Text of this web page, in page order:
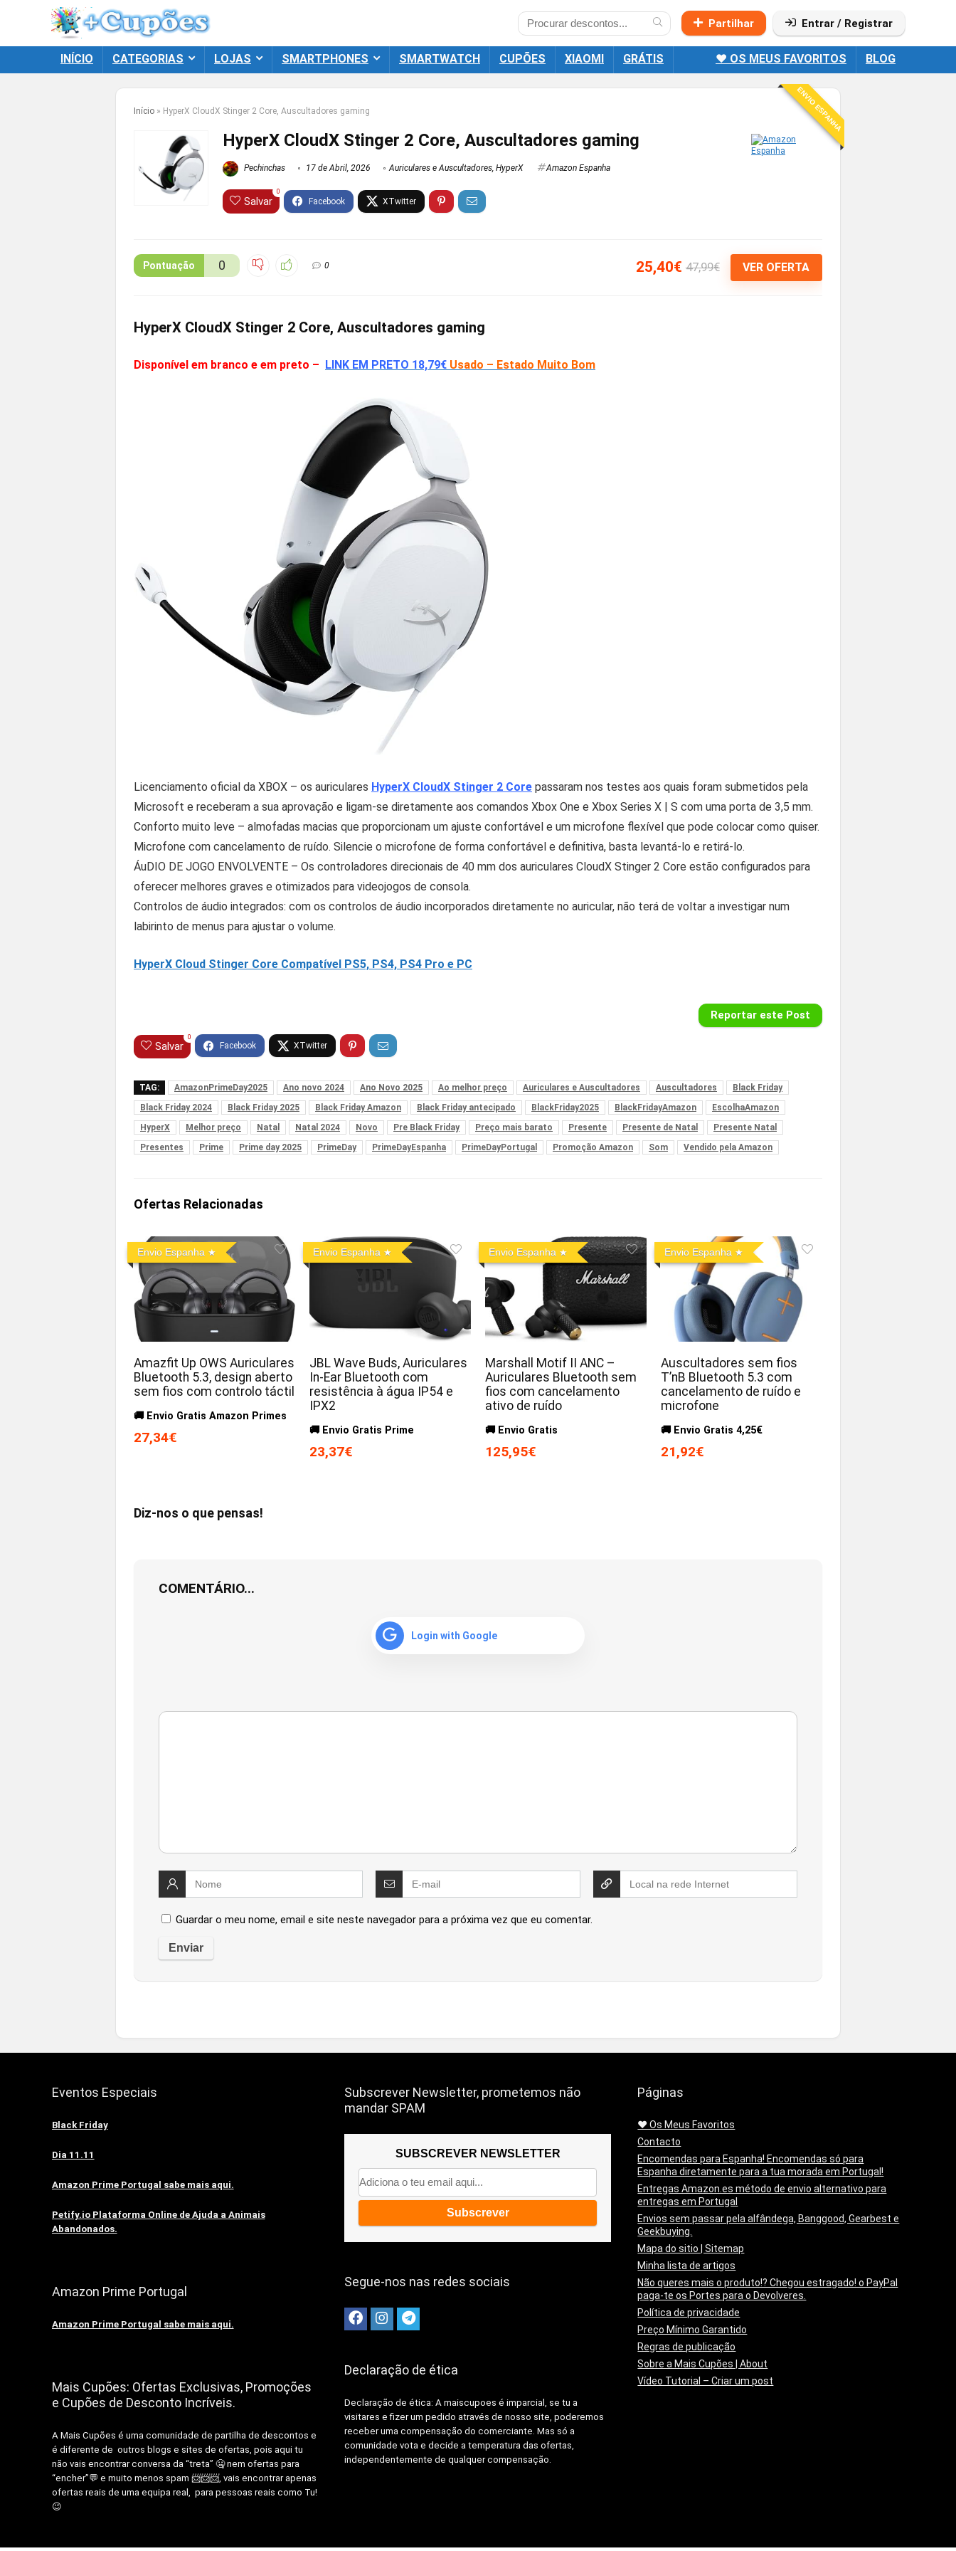
Partilhar Entrar / Registrar
INÍCIO CATEGORIAS LOJAS SMARTPHONES SMARTWATCH CUPÕES XIAOMI GRÁTIS ❤️ OS MEUS FAVORITOS BLOG
Início » HyperX CloudX Stinger 2 Core, Auscultadores gaming ENVIO ESPANHA
HyperX CloudX Stinger 2 Core, Auscultadores gaming
Pechinchas 17 de Abril, 2026 Auriculares e Auscultadores, HyperX Amazon Espanha
Salvar
0
Pontuação 0 0 25,40€ 47,99€ VER OFERTA
HyperX CloudX Stinger 2 Core, Auscultadores gaming
Disponível em branco e em preto – LINK EM PRETO 18,79€ Usado – Estado Muito Bom
Licenciamento oficial da XBOX – os auriculares HyperX CloudX Stinger 2 Core passaram nos testes aos quais foram submetidos pela
Microsoft e receberam a sua aprovação e ligam-se diretamente aos comandos Xbox One e Xbox Series X | S com uma porta de 3,5 mm.
Conforto muito leve – almofadas macias que proporcionam um ajuste confortável e um microfone flexível que pode colocar como quiser.
Microfone com cancelamento de ruído. Silencie o microfone de forma confortável e definitiva, basta levantá-lo e retirá-lo.
ÁuDIO DE JOGO ENVOLVENTE – Os controladores direcionais de 40 mm dos auriculares CloudX Stinger 2 Core estão configurados para
oferecer melhores graves e otimizados para videojogos de consola.
Controlos de áudio integrados: com os controlos de áudio incorporados diretamente no auricular, não terá de voltar a investigar num
labirinto de menus para ajustar o volume.
HyperX Cloud Stinger Core Compatível PS5, PS4, PS4 Pro e PC
Reportar este Post
Salvar
0
TAG: AmazonPrimeDay2025 Ano novo 2024 Ano Novo 2025 Ao melhor preço Auriculares e Auscultadores Auscultadores
Black Friday
Black Friday 2024
Black Friday 2025 Black Friday Amazon Black Friday antecipado BlackFriday2025 BlackFridayAmazon
EscolhaAmazon
HyperX
Melhor preço Natal Natal 2024 Novo Pre Black Friday Preço mais barato Presente Presente de Natal
Presente Natal
Presentes
Prime Prime day 2025 PrimeDay PrimeDayEspanha PrimeDayPortugal Promoção Amazon Som Vendido pela Amazon
Ofertas Relacionadas
Envio Espanha
Amazfit Up OWS Auriculares
Bluetooth 5.3, design aberto
sem fios com controlo táctil
🚚 Envio Gratis Amazon Primes
27,34€
Envio Espanha
JBL Wave Buds, Auriculares
In-Ear Bluetooth com
resistência à água IP54 e
IPX2
🚚 Envio Gratis Prime
23,37€
Envio Espanha
Marshall Motif II ANC –
Auriculares Bluetooth sem
fios com cancelamento
ativo de ruído
🚚 Envio Gratis
125,95€
Envio Espanha
Auscultadores sem fios
T’nB Bluetooth 5.3 com
cancelamento de ruído e
microfone
🚚 Envio Gratis 4,25€
21,92€
Diz-nos o que pensas!
COMENTÁRIO...
Login with Google
Guardar o meu nome, email e site neste navegador para a próxima vez que eu comentar.
Eventos Especiais
Black Friday
Dia 11.11
Amazon Prime Portugal sabe mais aqui.
Petify.io Plataforma Online de Ajuda a Animais
Abandonados.
Amazon Prime Portugal
Amazon Prime Portugal sabe mais aqui.
Mais Cupões: Ofertas Exclusivas, Promoções
e Cupões de Desconto Incríveis.
A Mais Cupões é uma comunidade de partilha de descontos e
é diferente de outros blogs e sites de ofertas, pois aqui tu
não vais encontrar conversa da “treta” 🤐 nem ofertas para
“encher”💬 e muito menos spam 📨📨📨, vais encontrar apenas
ofertas reais de uma equipa real, para pessoas reais como Tu!
😉
Subscrever Newsletter, prometemos não
mandar SPAM
SUBSCREVER NEWSLETTER
Segue-nos nas redes sociais
Declaração de ética
Declaração de ética: Amaiscupoes é imparcial, se tu a
visitares e fizer um pedido através de nosso site, poderemos
receber uma compensação do comerciante. Mas só a
comunidade vota e decide a temperatura das ofertas,
independentemente de qualquer compensação.
Páginas
❤️ Os Meus Favoritos
Contacto
Encomendas para Espanha! Encomendas só para
Espanha diretamente para a tua morada em Portugal!
Entregas Amazon.es método de envio alternativo para
entregas em Portugal
Envios sem passar pela alfândega, Banggood, Gearbest e
Geekbuying.
Mapa do sitio | Sitemap
Minha lista de artigos
Não queres mais o produto!? Chegou estragado! o PayPal
paga-te os Portes para o Devolveres.
Política de privacidade
Preço Mínimo Garantido
Regras de publicação
Sobre a Mais Cupões | About
Vídeo Tutorial – Criar um post